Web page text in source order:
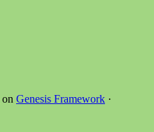
on Genesis Framework ·